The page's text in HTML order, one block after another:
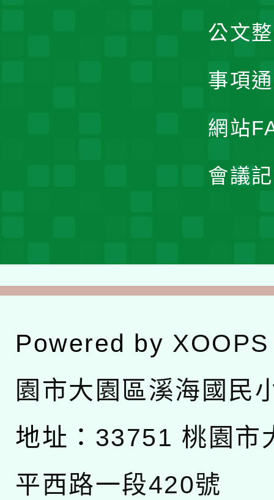
公文
事項
網站
會議
Powered by XOOPS
園市大園區溪海國民
地址： 33751 桃園市
平西路一段420號